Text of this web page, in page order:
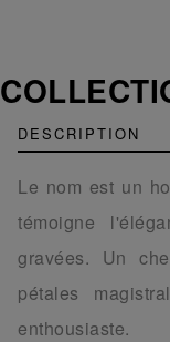
DESCRIPTION
Le nom est un
témoigne
gravées. Un
pétales
enthousiaste.